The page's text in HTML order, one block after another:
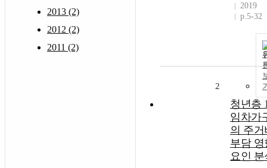
2013 (2)
2012 (2)
2011 (2)
2019
p.5-32
2
청년층
임차가
의 주거
부담 영
요인 분